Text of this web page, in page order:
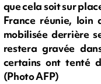
que cela soit sur
France réunie, loin
mobilisée derrière
restera gravée
certains ont tenté
(Photo AFP)